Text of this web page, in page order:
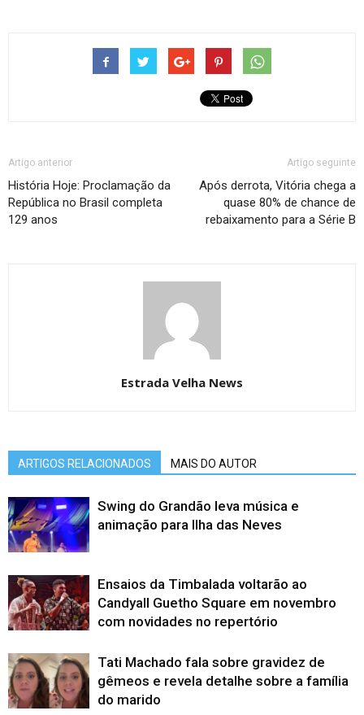
Artigo anterior
História Hoje: Proclamação da
República no Brasil completa
129 anos
Artigo seguinte
Após derrota, Vitória chega a
quase 80% de chance de
rebaixamento para a Série B
Estrada Velha News
ARTIGOS RELACIONADOS MAIS DO AUTOR
Swing do Grandão leva música e
animação para Ilha das Neves
Ensaios da Timbalada voltarão ao
Candyall Guetho Square em novembro
com novidades no repertório
Tati Machado fala sobre gravidez de
gêmeos e revela detalhe sobre a família
do marido